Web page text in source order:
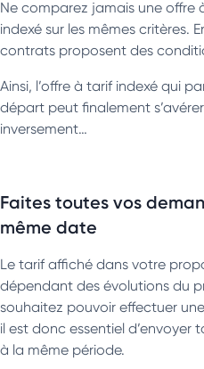
Ne comparez jamais une offre
indexé sur les mêmes critères.
contrats proposent des
Ainsi, l’offre à tarif indexé qui
départ peut finalement
inversement…
Faites toutes vos
même date
Le tarif affiché dans votre
dépendant des évolutions du
souhaitez pouvoir effectuer
il est donc essentiel d’envoyer
à la même période.